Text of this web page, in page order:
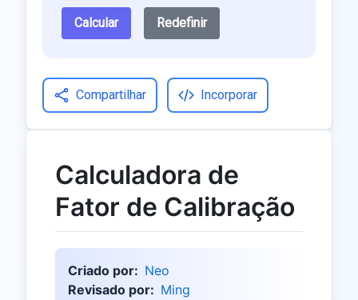
Calcular Redefinir
Compartilhar Incorporar
Calculadora de
Fator de Calibração
Criado por: Neo
Revisado por: Ming